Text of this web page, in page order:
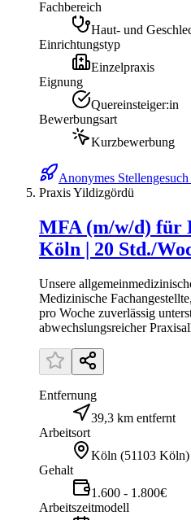
Fachbereich
Haut- und
Einrichtungstyp
Einzelpraxis
Eignung
Quereinsteiger:in
Bewerbungsart
Kurzbewerbung
Anonymes Stellengesuch
Praxis Yildizgördü
MFA (m/w/d) für
Köln | 20 Std./
Unsere
Medizinische
pro Woche zuverlässig
abwechslungsreicher
Entfernung
39,3 km entfernt
Arbeitsort
Köln (51103 Köln)
Gehalt
1.600 - 1.800€
Arbeitszeitmodell